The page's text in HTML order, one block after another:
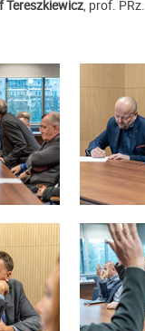
Tereszkiewicz, prof. PRz.